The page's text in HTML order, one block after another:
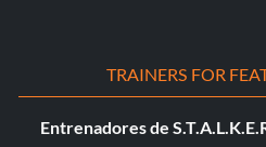
TRAINERS FOR
Entrenadores de